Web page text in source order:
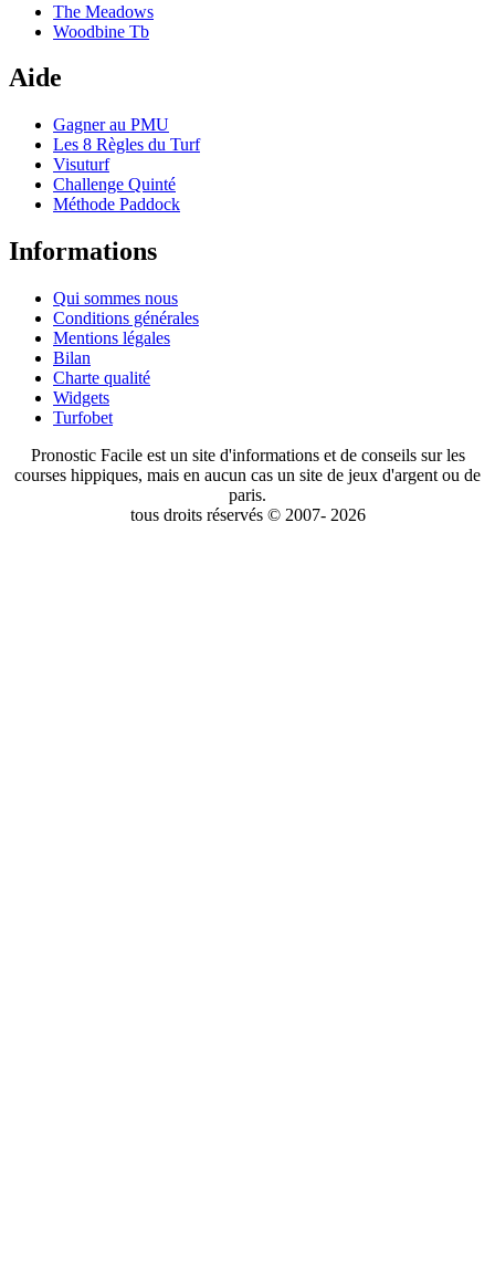
The Meadows
Woodbine Tb
Aide
Gagner au PMU
Les 8 Règles du Turf
Visuturf
Challenge Quinté
Méthode Paddock
Informations
Qui sommes nous
Conditions générales
Mentions légales
Bilan
Charte qualité
Widgets
Turfobet
Pronostic Facile est un site d'informations et de conseils sur les
courses hippiques, mais en aucun cas un site de jeux d'argent ou de
paris.
tous droits réservés © 2007- 2026